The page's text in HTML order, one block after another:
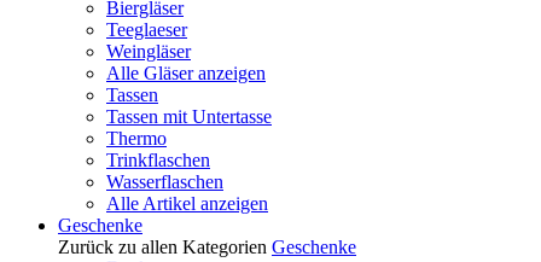
Biergläser
Teeglaeser
Weingläser
Alle Gläser anzeigen
Tassen
Tassen mit Untertasse
Thermo
Trinkflaschen
Wasserflaschen
Alle Artikel anzeigen
Geschenke
Zurück zu allen Kategorien Geschenke